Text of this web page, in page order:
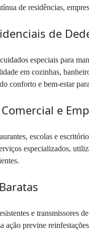
de residências,
de
especiais para
em cozinhas,
conforto e bem-estar
e
escolas e
especializados,
e transmissores
ação previne